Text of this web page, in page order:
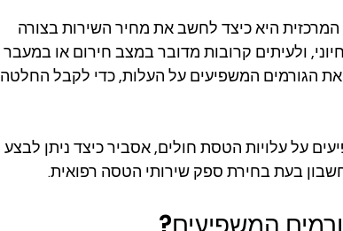
היא כיצד לחשב את מחיר השירות בצורה
ולעיתים קרובות מדובר במצב חירום או במעבר
את הגורמים המשפיעים על העלות, כדי לקבל החלטה
על עלויות הטסת חולים, אסביר כיצד ניתן לבצע
בעת בחירת ספק שירותי הטסה רפואית.